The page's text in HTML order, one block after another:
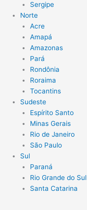
Sergipe
Norte
Acre
Amapá
Amazonas
Pará
Rondônia
Roraima
Tocantins
Sudeste
Espírito Santo
Minas Gerais
Rio de Janeiro
São Paulo
Sul
Paraná
Rio Grande do Sul
Santa Catarina